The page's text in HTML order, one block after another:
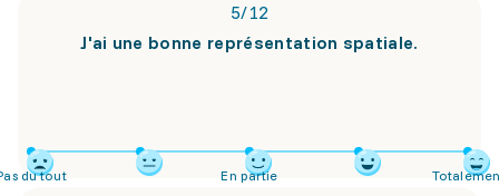
5/12
J'ai une bonne représentation spatiale.
du tout En partie